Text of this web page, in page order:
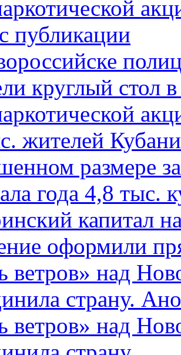
публикации
круглый стол
жителей
размере
года 4,8 тыс.
капитал
оформили
ветров» над
страну.
ветров» над